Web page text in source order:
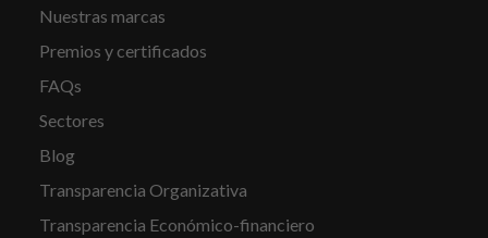
Nuestras marcas
Premios y certificados
FAQs
Sectores
Blog
Transparencia Organizativa
Transparencia Económico-financiero